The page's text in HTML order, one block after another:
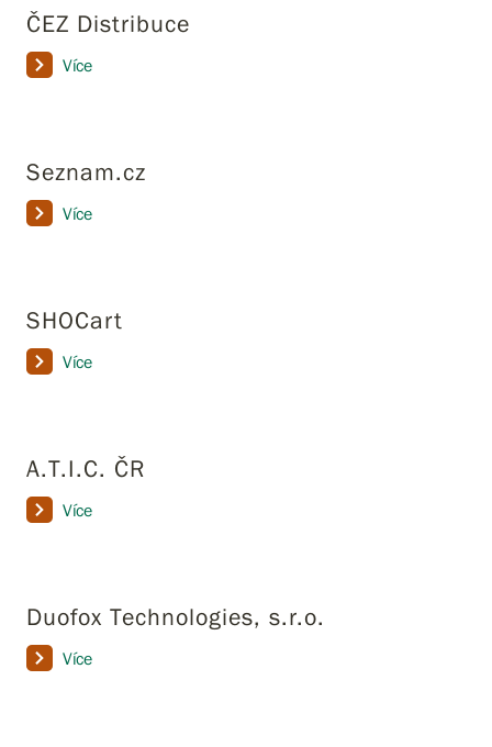
ČEZ Distribuce
Více
Seznam.cz
Více
SHOCart
Více
A.T.I.C. ČR
Více
Duofox Technologies, s.r.o.
Více